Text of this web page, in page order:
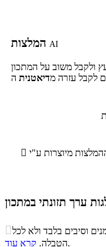
AI
לקבל עזרה מדיאטנית

ערך תזונתי במתכון
ערך תזונתי במתכון
סיבים
שומנים חלבונים
וסיבים בלבד ולא לכל
הטבלה. קרא עוד
.